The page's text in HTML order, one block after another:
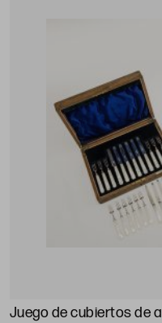
Juego de cubiertos de